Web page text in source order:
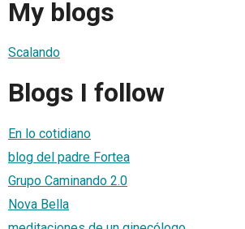
My blogs
Scalando
Blogs I follow
En lo cotidiano
blog del padre Fortea
Grupo Caminando 2.0
Nova Bella